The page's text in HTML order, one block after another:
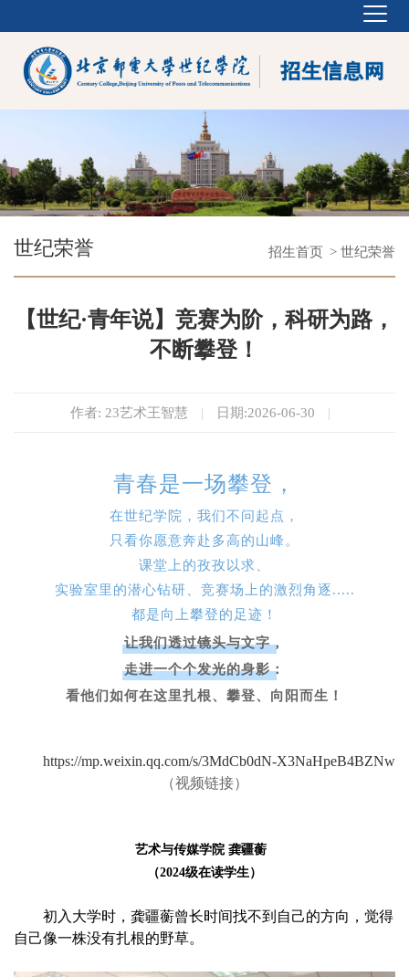
招生首页 > 世纪荣誉
世纪荣誉
【世纪·青年说】竞赛为阶，科研为路，
不断攀登！
作者: 23艺术王智慧 | 日期:2026-06-30 |
青春是一场攀登，
在世纪学院，我们不问起点，
只看你愿意奔赴多高的山峰。
课堂上的孜孜以求、
实验室里的潜心钻研、竞赛场上的激烈角逐.....
都是向上攀登的足迹！
让我们透过镜头与文字，
走进一个个发光的身影：
看他们如何在这里扎根、攀登、向阳而生！
https://mp.weixin.qq.com/s/3MdCb0dN-X3NaHpeB4BZNw
（视频链接）
艺术与传媒学院 龚疆蘅
（2024级在读学生）
初入大学时，龚疆蘅曾长时间找不到自己的方向，觉得
自己像一株没有扎根的野草。